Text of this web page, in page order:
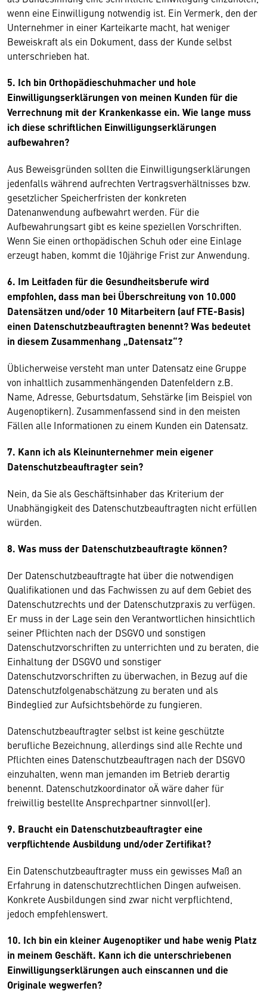
wenn eine Einwilligung notwendig ist. Ein Vermerk, den der
Unternehmer in einer Karteikarte macht, hat weniger
Beweiskraft als ein Dokument, dass der Kunde selbst
unterschrieben hat.
5. Ich bin Orthopädieschuhmacher und hole
Einwilligungserklärungen von meinen Kunden für die
Verrechnung mit der Krankenkasse ein. Wie lange muss
ich diese schriftlichen Einwilligungserklärungen
aufbewahren?
Aus Beweisgründen sollten die Einwilligungserklärungen
jedenfalls während aufrechten Vertragsverhältnisses bzw.
gesetzlicher Speicherfristen der konkreten
Datenanwendung aufbewahrt werden. Für die
Aufbewahrungsart gibt es keine speziellen Vorschriften.
Wenn Sie einen orthopädischen Schuh oder eine Einlage
erzeugt haben, kommt die 10jährige Frist zur Anwendung.
6. Im Leitfaden für die Gesundheitsberufe wird
empfohlen, dass man bei Überschreitung von 10.000
Datensätzen und/oder 10 Mitarbeitern (auf FTE-Basis)
einen Datenschutzbeauftragten benennt? Was bedeutet
in diesem Zusammenhang „Datensatz“?
Üblicherweise versteht man unter Datensatz eine Gruppe
von inhaltlich zusammenhängenden Datenfeldern z.B.
Name, Adresse, Geburtsdatum, Sehstärke (im Beispiel von
Augenoptikern). Zusammenfassend sind in den meisten
Fällen alle Informationen zu einem Kunden ein Datensatz.
7. Kann ich als Kleinunternehmer mein eigener
Datenschutzbeauftragter sein?
Nein, da Sie als Geschäftsinhaber das Kriterium der
Unabhängigkeit des Datenschutzbeauftragten nicht erfüllen
würden.
8. Was muss der Datenschutzbeauftragte können?
Der Datenschutzbeauftragte hat über die notwendigen
Qualifikationen und das Fachwissen zu auf dem Gebiet des
Datenschutzrechts und der Datenschutzpraxis zu verfügen.
Er muss in der Lage sein den Verantwortlichen hinsichtlich
seiner Pflichten nach der DSGVO und sonstigen
Datenschutzvorschriften zu unterrichten und zu beraten, die
Einhaltung der DSGVO und sonstiger
Datenschutzvorschriften zu überwachen, in Bezug auf die
Datenschutzfolgenabschätzung zu beraten und als
Bindeglied zur Aufsichtsbehörde zu fungieren.
Datenschutzbeauftragter selbst ist keine geschützte
berufliche Bezeichnung, allerdings sind alle Rechte und
Pflichten eines Datenschutzbeauftragen nach der DSGVO
einzuhalten, wenn man jemanden im Betrieb derartig
benennt. Datenschutzkoordinator oÄ wäre daher für
freiwillig bestellte Ansprechpartner sinnvoll(er).
9. Braucht ein Datenschutzbeauftragter eine
verpflichtende Ausbildung und/oder Zertifikat?
Ein Datenschutzbeauftragter muss ein gewisses Maß an
Erfahrung in datenschutzrechtlichen Dingen aufweisen.
Konkrete Ausbildungen sind zwar nicht verpflichtend,
jedoch empfehlenswert.
10. Ich bin ein kleiner Augenoptiker und habe wenig Platz
in meinem Geschäft. Kann ich die unterschriebenen
Einwilligungserklärungen auch einscannen und die
Originale wegwerfen?